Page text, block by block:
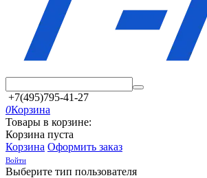
+7(495)795-41-27
0Корзина
Товары в корзине:
Корзина пуста
Корзина Оформить заказ
Войти
Выберите тип пользователя